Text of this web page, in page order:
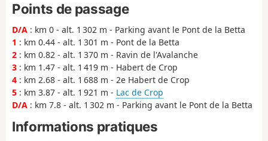
Points de passage
D/A : km 0 - alt. 1 302 m - Parking avant le Pont de la Betta
1 : km 0.44 - alt. 1 301 m - Pont de la Betta
2 : km 0.82 - alt. 1 370 m - Ravin de l'Avalanche
3 : km 1.47 - alt. 1 419 m - Habert de Crop
4 : km 2.68 - alt. 1 688 m - 2e Habert de Crop
5 : km 3.87 - alt. 1 921 m - Lac de Crop
D/A : km 7.8 - alt. 1 302 m - Parking avant le Pont de la Betta
Informations pratiques